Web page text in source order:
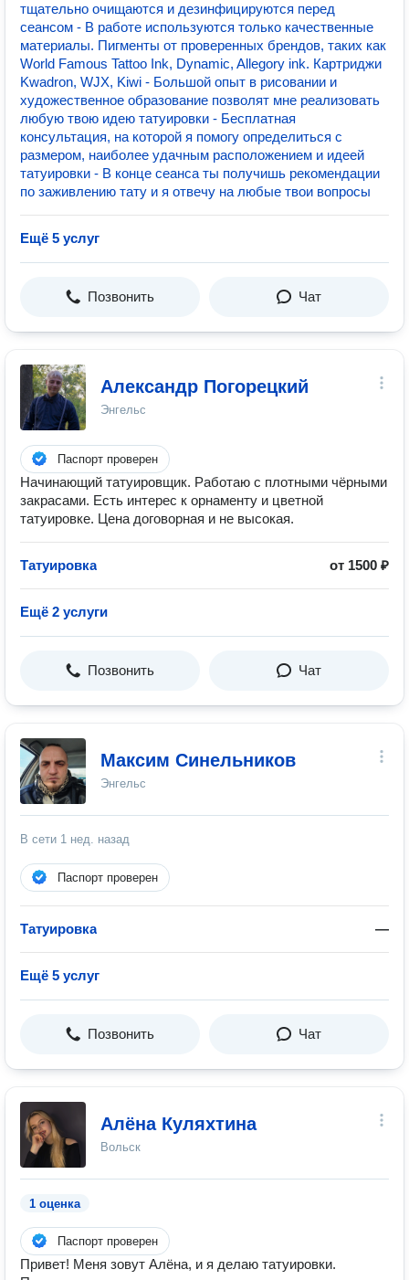
тщательно очищаются и дезинфицируются перед
сеансом - В работе используются только качественные
материалы. Пигменты от проверенных брендов, таких как
World Famous Tattoo Ink, Dynamic, Allegory ink. Картриджи
Kwadron, WJX, Kiwi - Большой опыт в рисовании и
художественное образование позволят мне реализовать
любую твою идею татуировки - Бесплатная
консультация, на которой я помогу определиться с
размером, наиболее удачным расположением и идеей
татуировки - В конце сеанса ты получишь рекомендации
по заживлению тату и я отвечу на любые твои вопросы
Ещё 5 услуг
Позвонить Чат
Александр Погорецкий
Энгельс
Паспорт проверен
Начинающий татуировщик. Работаю с плотными чёрными
закрасами. Есть интерес к орнаменту и цветной
татуировке. Цена договорная и не высокая.
Татуировка от 1500 ₽
Ещё 2 услуги
Позвонить Чат
Максим Синельников
Энгельс
В сети 1 нед. назад
Паспорт проверен
Татуировка —
Ещё 5 услуг
Позвонить Чат
Алёна Куляхтина
Вольск
1 оценка
Паспорт проверен
Привет! Меня зовут Алёна, и я делаю татуировки.